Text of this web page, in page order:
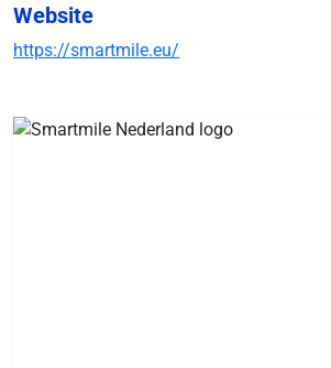
Website
https://smartmile.eu/